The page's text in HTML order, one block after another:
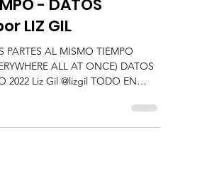
PARTES AL
- DATOS
LIZ GIL
PARTES AL MISMO TIEMPO
2022 Liz Gil @lizgil TODO EN